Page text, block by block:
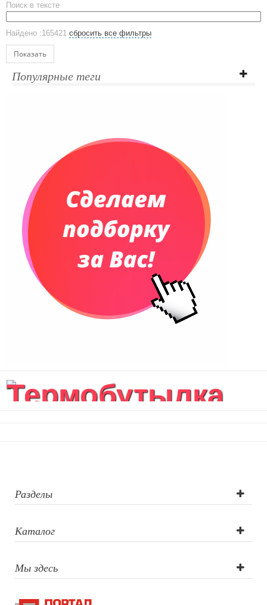
ЕВРОПОСУДА
Аксессуары
Ежедневники и блокноты
Датированные ежедневники
Планинги недатированные
Телефонные книжки
Сумки и Рюкзаки
Сумки для планшетов и ноутбуков
Рюкзаки
Конференц-сумки
Сумки для покупок промо
Несессеры и косметички
Сумки дорожные
Уютный дом
Природа и быт
Поиск в тексте
Найдено :165421 сбросить все фильтры
Показать
Популярные теги
Термобутылка
Разделы
Каталог
Мы здесь